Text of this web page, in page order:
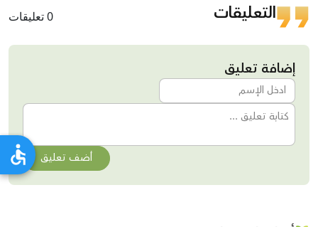
التعليقات 0 تعليقات
إضافة تعليق
أضف تعليق